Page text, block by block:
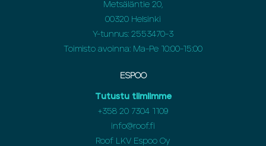
Metsäläntie 20,
00320 Helsinki
Y-tunnus: 2553470-3
Toimisto avoinna: Ma-Pe 10:00-15:00
ESPOO
Tutustu tiimiimme
+358 20 7304 1109
info@roof.fi
Roof LKV Espoo Oy